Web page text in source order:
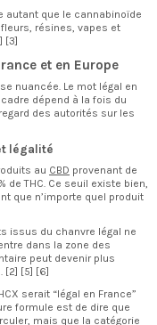
autant que le cannabinoïde
résines, vapes et
[3]
et en Europe
nuancée. Le mot légal en
dépend à la fois du
des autorités sur les
légalité
au CBD provenant de
THC. Ce seuil existe bien,
que n’importe quel produit
issus du chanvre légal ne
dans la zone des
peut devenir plus
[2] [5] [6]
serait “légal en France”
formule est de dire que
mais que la catégorie